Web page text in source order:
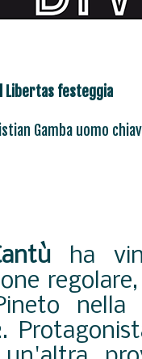
Libertas festeggia
Gamba uomo
ha
nella
.